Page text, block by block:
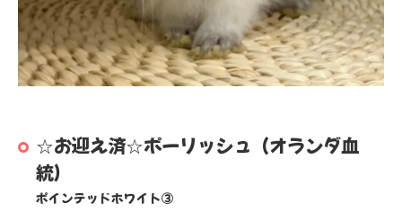
☆お迎え済☆ポーリッシュ（オランダ血
統）
ポインテッドホワイト③